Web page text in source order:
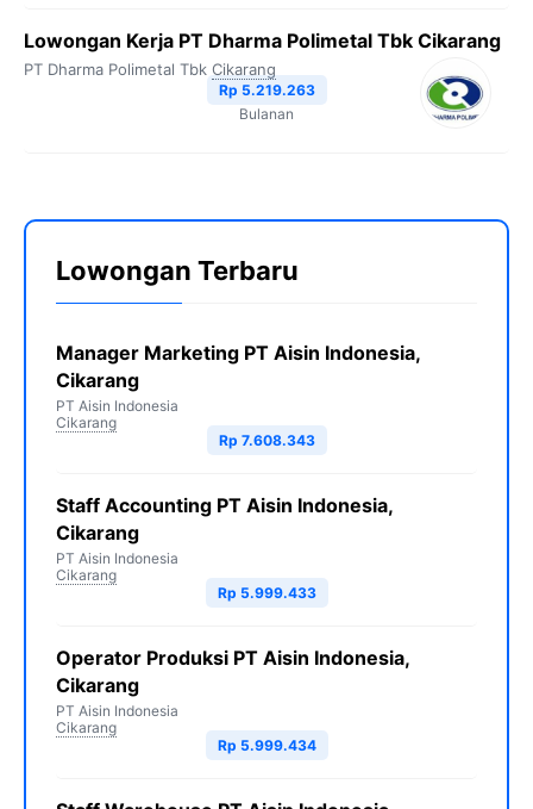
Lowongan Kerja PT Dharma Polimetal Tbk Cikarang
PT Dharma Polimetal Tbk Cikarang
Rp 5.219.263
Bulanan
Lowongan Terbaru
Manager Marketing PT Aisin Indonesia,
Cikarang
PT Aisin Indonesia
Cikarang
Rp 7.608.343
Staff Accounting PT Aisin Indonesia,
Cikarang
PT Aisin Indonesia
Cikarang
Rp 5.999.433
Operator Produksi PT Aisin Indonesia,
Cikarang
PT Aisin Indonesia
Cikarang
Rp 5.999.434